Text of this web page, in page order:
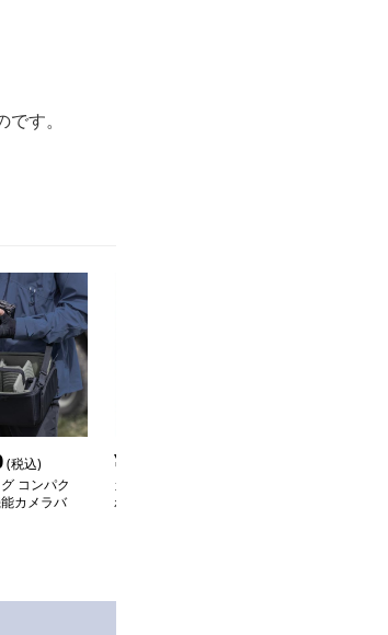
す。
(税込)
コンパク
カメラバ
¥
カメラ バッグ 職人こだ
わりの小型カメラバッグ